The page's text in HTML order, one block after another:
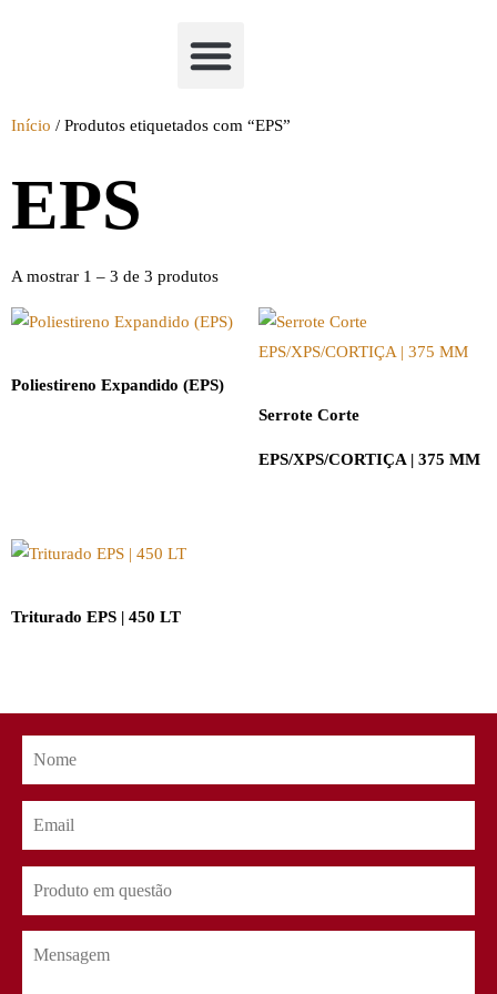
Início / Produtos etiquetados com “EPS”
EPS
A mostrar 1 – 3 de 3 produtos
Poliestireno Expandido (EPS)
Serrote Corte
EPS/XPS/CORTIÇA | 375 MM
Triturado EPS | 450 LT